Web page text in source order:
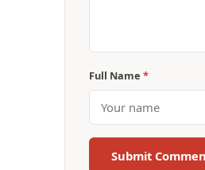
Full Name *
Submit